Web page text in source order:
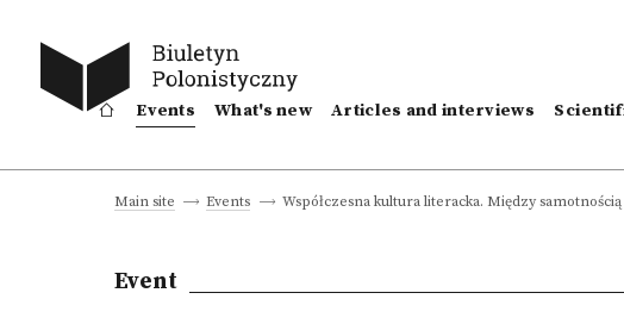
Events What's new Articles and interviews
Main site Events Współczesna kultura literacka. Między
Event